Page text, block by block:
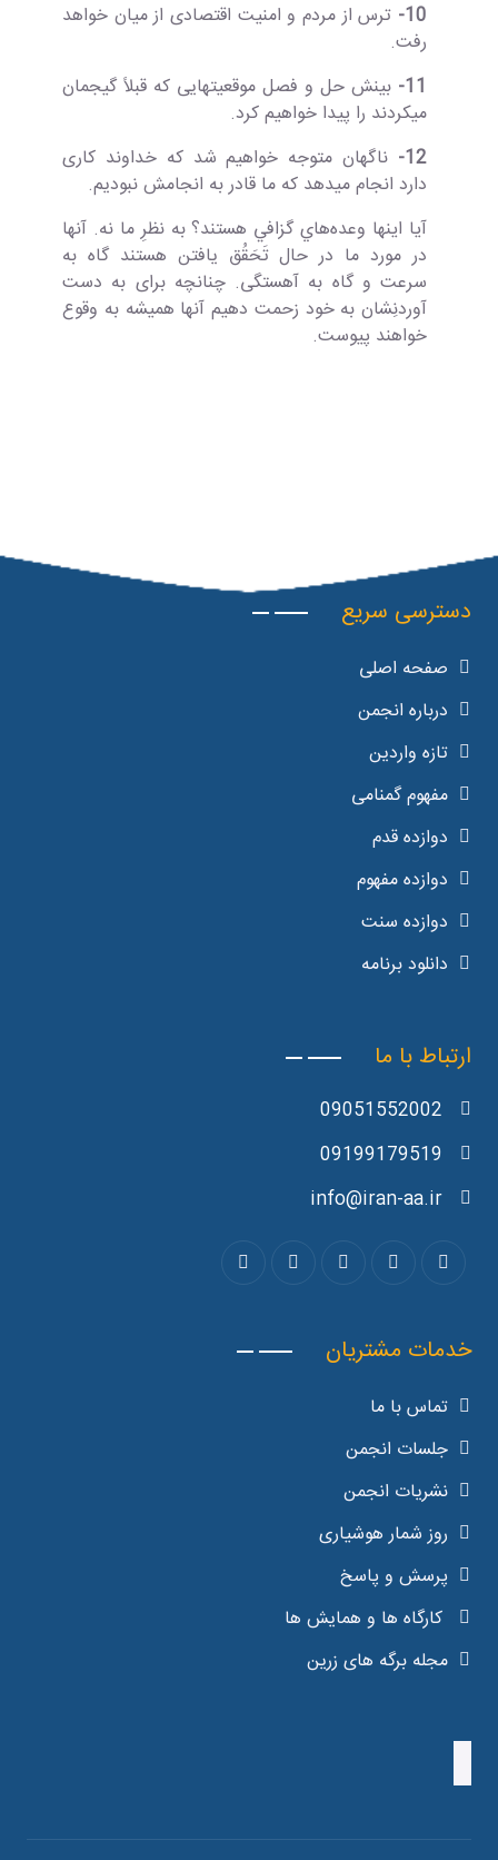
10- ترس از مردم و امنیت اقتصادی از میان خواهد
رفت.
11- بینش حل و فصل موقعیت­هایی که قبلاً گیج­مان
می­کردند را پیدا خواهیم کرد.
12- ناگهان متوجه خواهیم شد که خداوند کاری
دارد انجام می­دهد که ما قادر به انجامش نبودیم.
آﻳﺎ اﻳﻨﻬﺎ وﻋﺪهﻫﺎي ﮔﺰاﻓﻲ ﻫﺴﺘﻨﺪ؟ به نظرِ ما نه. آنها
در مورد ما در حال تَحَقُق یافتن هستند گاه به
سرعت و گاه به آهستگی. چنانچه برای به دست
آوردنِ­شان به خود زحمت دهیم آنها همیشه به وقوع
خواهند پیوست.
دسترسی سریع
صفحه اصلی
درباره انجمن
تازه واردین
مفهوم گمنامی
دوازده قدم
دوازده مفهوم
دوازده سنت
دانلود برنامه
ارتباط با ما
09051552002
09199179519
info@iran-aa.ir
خدمات مشتریان
تماس با ما
جلسات انجمن
نشریات انجمن
روز شمار هوشیاری
پرسش و پاسخ
کارگاه ها و همایش ها
مجله برگه های زرین